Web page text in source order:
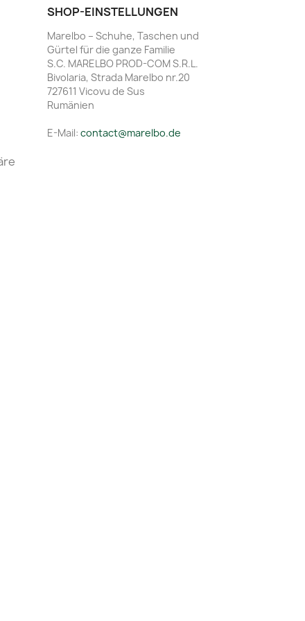
SHOP-EINSTELLUNGEN
Marelbo – Schuhe, Taschen und
Gürtel für die ganze Familie
S.C. MARELBO PROD-COM S.R.L.
Bivolaria, Strada Marelbo nr.20
727611 Vicovu de Sus
Rumänien
E-Mail: contact@marelbo.de